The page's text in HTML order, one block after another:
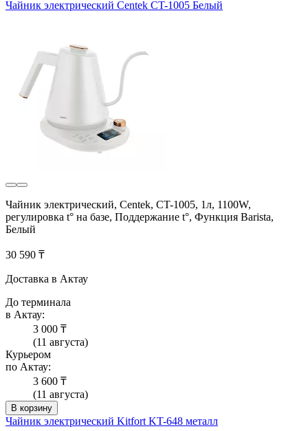
Чайник электрический Centek CT-1005 Белый
Чайник электрический, Centek, CT-1005, 1л, 1100W,
регулировка t° на базе, Поддержание t°, Функция Barista,
Белый
30 590 ₸
Доставка в Актау
До терминала
в Актау:
3 000 ₸
(11 августа)
Курьером
по Актау:
3 600 ₸
(11 августа)
В корзину
Чайник электрический Kitfort KT-648 металл